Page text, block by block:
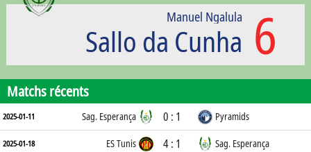
6
Manuel Ngalula
Sallo da Cunha
Matchs récents
2025-01-11 Sag. Esperança 0 : 1 Pyramids
2025-01-18 ES Tunis 4 : 1 Sag. Esperança